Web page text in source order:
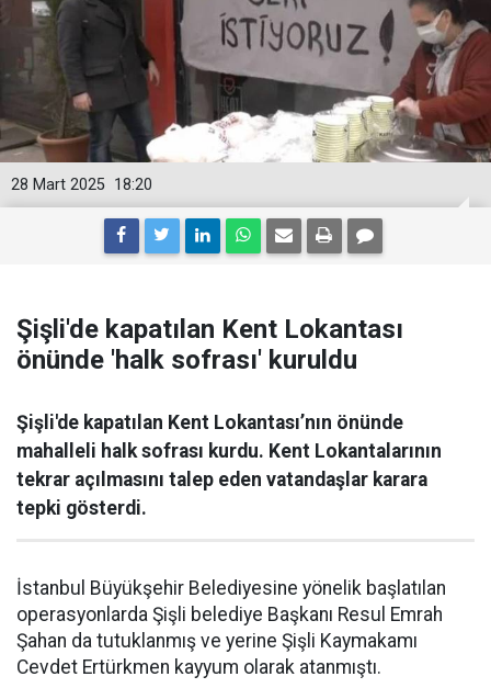
18:20
28 Mart 2025
Şişli'de kapatılan Kent Lokantası
önünde 'halk sofrası' kuruldu
Şişli'de kapatılan Kent Lokantası’nın önünde
mahalleli halk sofrası kurdu. Kent Lokantalarının
tekrar açılmasını talep eden vatandaşlar karara
tepki gösterdi.
İstanbul Büyükşehir Belediyesine yönelik başlatılan
operasyonlarda Şişli belediye Başkanı Resul Emrah
Şahan da tutuklanmış ve yerine Şişli Kaymakamı
Cevdet Ertürkmen kayyum olarak atanmıştı.